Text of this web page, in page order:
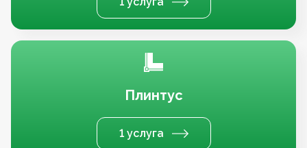
Плинтус
1 услуга